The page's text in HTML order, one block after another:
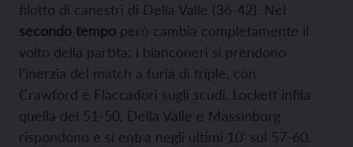
filotto di canestri di Della Valle (36-42). Nel
secondo tempo però cambia completamente il
volto della partita: i bianconeri si prendono
l’inerzia del match a furia di triple, con
Crawford e Flaccadori sugli scudi. Lockett infila
quella del 51-50, Della Valle e Massinburg
rispondono e si entra negli ultimi 10’ sul 57-60.